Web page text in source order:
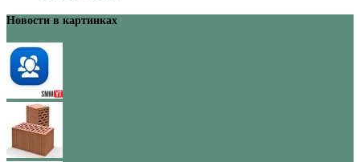
Новости в картинках